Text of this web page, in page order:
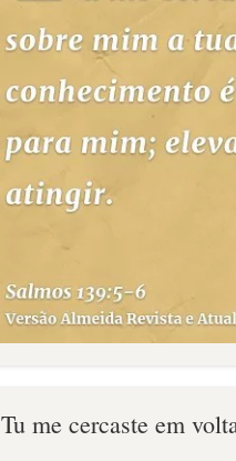
Tu me cercaste em